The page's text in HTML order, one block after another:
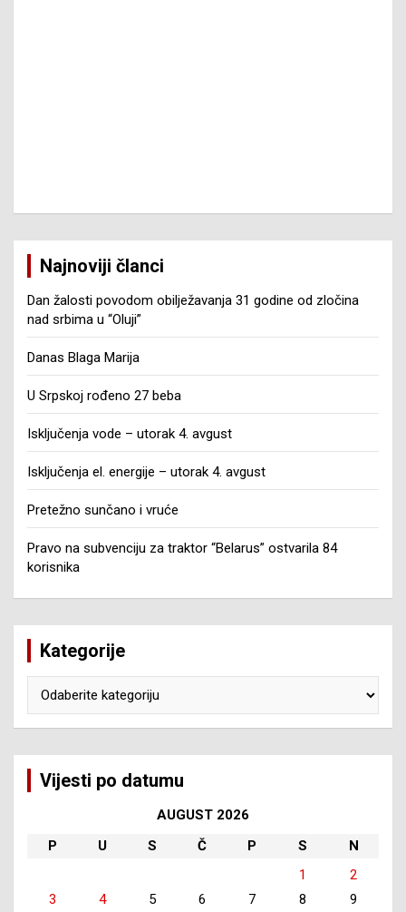
Najnoviji članci
Dan žalosti povodom obilježavanja 31 godine od zločina
nad srbima u “Oluji”
Danas Blaga Marija
U Srpskoj rođeno 27 beba
Isključenja vode – utorak 4. avgust
Isključenja el. energije – utorak 4. avgust
Pretežno sunčano i vruće
Pravo na subvenciju za traktor “Belarus” ostvarila 84
korisnika
Kategorije
Vijesti po datumu
AUGUST 2026
P
U S Č P S
N
1
2
3
4 5 6 7 8
9